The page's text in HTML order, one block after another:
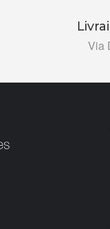
Via